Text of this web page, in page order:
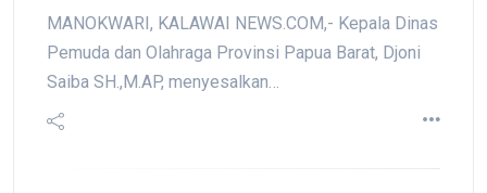
MANOKWARI, KALAWAI NEWS.COM,- Kepala Dinas
Pemuda dan Olahraga Provinsi Papua Barat, Djoni
Saiba SH.,M.AP, menyesalkan…